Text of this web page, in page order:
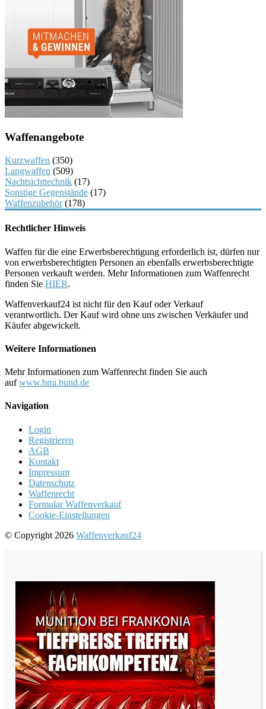
Waffenangebote
Kurzwaffen (350)
Langwaffen (509)
Nachtsichttechnik (17)
Sonstige Gegenstände (17)
Waffenzubehör(178)
Rechtlicher Hinweis
Waffen für die eine Erwerbsberechtigung erforderlich ist, dürfen nur
von erwerbsberechtigten Personen an ebenfalls erwerbsberechtigte
Personen verkauft werden. Mehr Informationen zum Waffenrecht
finden Sie HIER.
Waffenverkauf24 ist nicht für den Kauf oder Verkauf
verantwortlich. Der Kauf wird ohne uns zwischen Verkäufer und
Käufer abgewickelt.
Weitere Informationen
Mehr Informationen zum Waffenrecht finden Sie auch
aufwww.bmi.bund.de
Navigation
Login
Registrieren
AGB
Kontakt
Impressum
Datenschutz
Waffenrecht
Formular Waffenverkauf
Cookie-Einstellungen
© Copyright 2026 Waffenverkauf24